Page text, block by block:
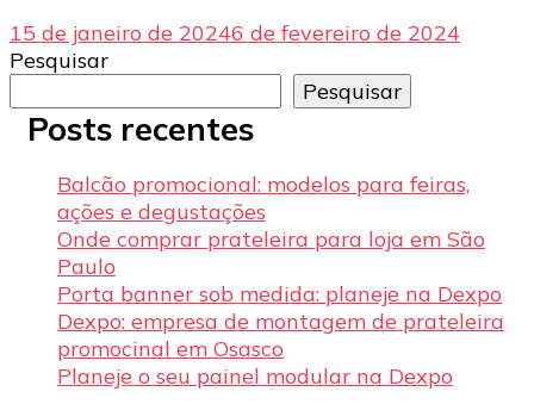
15 de janeiro de 20246 de fevereiro de 2024
Pesquisar
Pesquisar
Posts recentes
Balcão promocional: modelos para feiras,
ações e degustações
Onde comprar prateleira para loja em São
Paulo
Porta banner sob medida: planeje na Dexpo
Dexpo: empresa de montagem de prateleira
promocinal em Osasco
Planeje o seu painel modular na Dexpo